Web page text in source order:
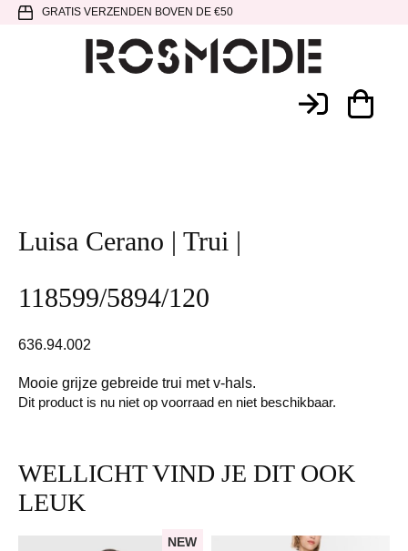
Spring
hoofdnavigatie
Door
SpringGRATIS VERZENDEN BOVEN DE €50
Luisa Cerano | Trui |
118599/5894/120
636.94.002
Mooie grijze gebreide trui met v-hals.
Dit product is nu niet op voorraad en niet beschikbaar.
WELLICHT VIND JE DIT OOK
LEUK
NEW